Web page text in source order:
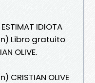
IDIOTA
Libro gratuito
OLIVE.
CRISTIAN OLIVE